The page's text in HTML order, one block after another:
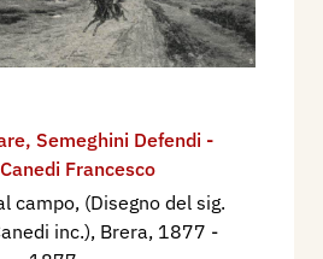
, Semeghini Defendi -
Canedi Francesco
campo, (Disegno del sig.
inc.), Brera, 1877 -